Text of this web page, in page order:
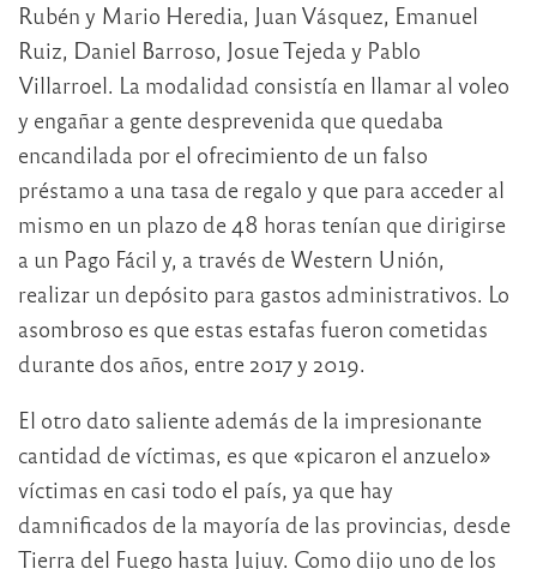
Rubén y Mario Heredia, Juan Vásquez, Emanuel
Ruiz, Daniel Barroso, Josue Tejeda y Pablo
Villarroel. La modalidad consistía en llamar al voleo
y engañar a gente desprevenida que quedaba
encandilada por el ofrecimiento de un falso
préstamo a una tasa de regalo y que para acceder al
mismo en un plazo de 48 horas tenían que dirigirse
a un Pago Fácil y, a través de Western Unión,
realizar un depósito para gastos administrativos. Lo
asombroso es que estas estafas fueron cometidas
durante dos años, entre 2017 y 2019.
El otro dato saliente además de la impresionante
cantidad de víctimas, es que «picaron el anzuelo»
víctimas en casi todo el país, ya que hay
damnificados de la mayoría de las provincias, desde
Tierra del Fuego hasta Jujuy. Como dijo uno de los